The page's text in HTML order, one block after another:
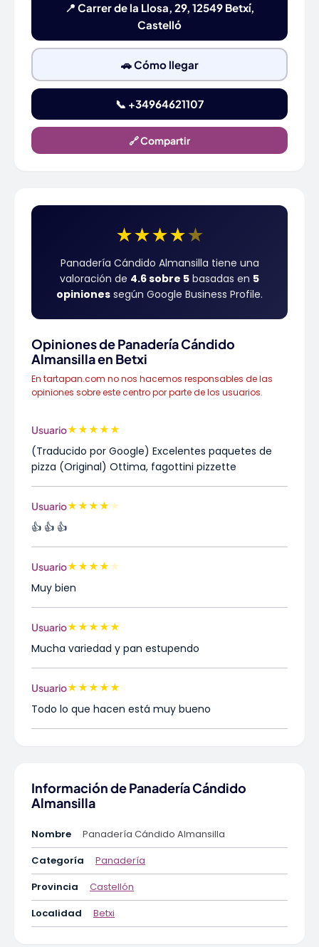
📍 Carrer de la Llosa, 29, 12549 Betxí,
Castelló
🚗 Cómo llegar
📞 +34964621107
🔗 Compartir
★★★★★
Panadería Cándido Almansilla tiene una
valoración de 4.6 sobre 5 basadas en 5
opiniones según Google Business Profile.
Opiniones de Panadería Cándido
Almansilla en Betxi
En tartapan.com no nos hacemos responsables de las
opiniones sobre este centro por parte de los usuarios.
Usuario★★★★★
(Traducido por Google) Excelentes paquetes de
pizza (Original) Ottima, fagottini pizzette
Usuario★★★★ ★
👍 👍 👍
Usuario★★★★ ★
Muy bien
Usuario★★★★★
Mucha variedad y pan estupendo
Usuario★★★★★
Todo lo que hacen está muy bueno
Información de Panadería Cándido
Almansilla
Nombre
Panadería Cándido Almansilla
Categoría
Panadería
Provincia
Castellón
Localidad
Betxi